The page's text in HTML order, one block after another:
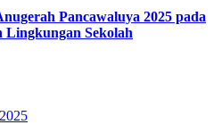
Pancawaluya 2025 pada
Lingkungan Sekolah